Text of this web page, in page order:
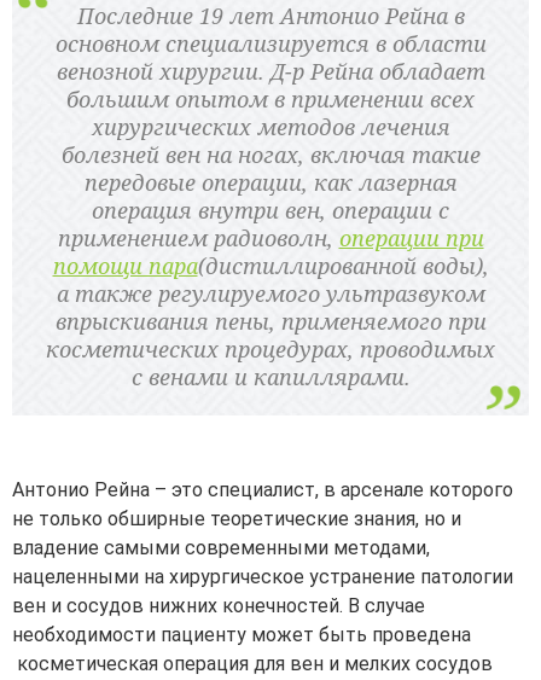
Последние 19 лет Антонио Рейна в
основном специализируется в области
венозной хирургии. Д-р Рейна обладает
большим опытом в применении всех
хирургических методов лечения
болезней вен на ногах, включая такие
передовые операции, как лазерная
операция внутри вен, операции с
применением радиоволн, операции при
помощи пара(дистиллированной воды),
а также регулируемого ультразвуком
впрыскивания пены, применяемого при
косметических процедурах, проводимых
с венами и капиллярами.
Антонио Рейна – это специалист, в арсенале которого
не только обширные теоретические знания, но и
владение самыми современными методами,
нацеленными на хирургическое устранение патологии
вен и сосудов нижних конечностей. В случае
необходимости пациенту может быть проведена
косметическая операция для вен и мелких сосудов